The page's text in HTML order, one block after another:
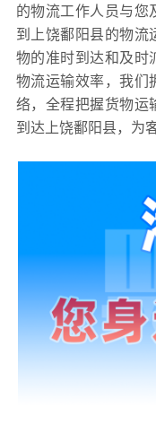
的物流工作人员与您
到上饶鄱阳县的物流
物的准时到达和及时
物流运输效率，我们
络，全程把握货物运
到达上饶鄱阳县，为